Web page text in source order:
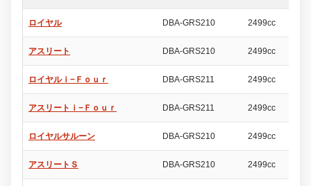
ロイヤル DBA-GRS210 2499cc
アスリート DBA-GRS210 2499cc
ロイヤルｉ−Ｆｏｕｒ DBA-GRS211 2499cc
アスリートｉ−Ｆｏｕｒ DBA-GRS211 2499cc
ロイヤルサルーン DBA-GRS210 2499cc
アスリートＳ DBA-GRS210 2499cc